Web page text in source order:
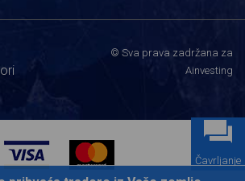
© Sva prava zadržana za
Ainvesting
Čavrljanje